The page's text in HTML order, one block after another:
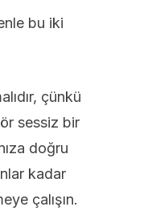
bu iki
çünkü
sessiz bir
doğru
kadar
çalışın.